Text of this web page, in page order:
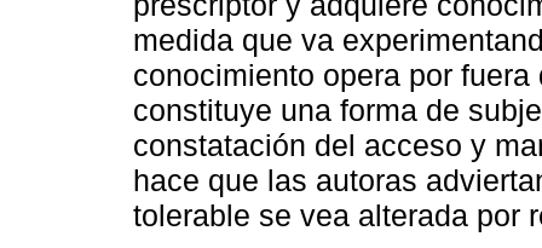
medida que va
conocimiento opera por
constituye una forma de
constatación del acceso y
hace que las autoras
tolerable se vea alterada por